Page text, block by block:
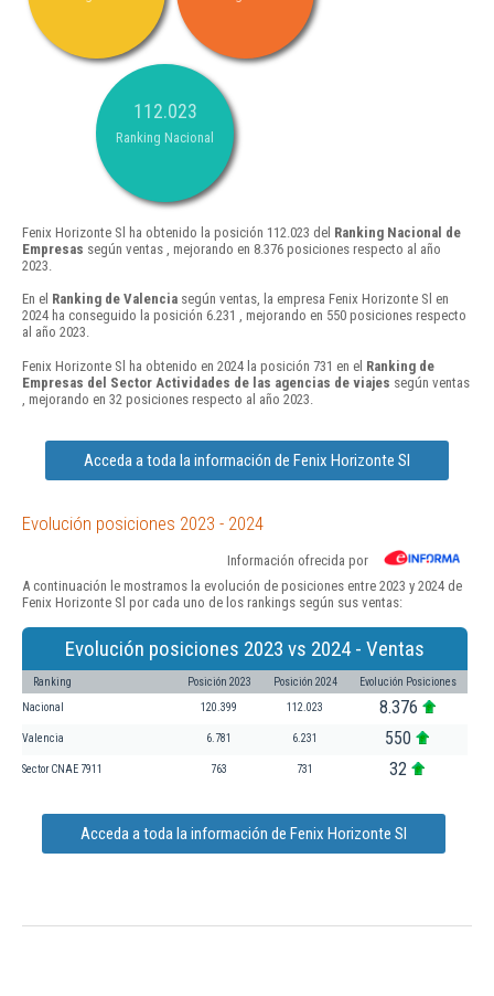
112.023
Ranking Nacional
Fenix Horizonte Sl ha obtenido la posición 112.023 del Ranking Nacional de
Empresas según ventas , mejorando en 8.376 posiciones respecto al año
2023.
En el Ranking de Valencia según ventas, la empresa Fenix Horizonte Sl en
2024 ha conseguido la posición 6.231 , mejorando en 550 posiciones respecto
al año 2023.
Fenix Horizonte Sl ha obtenido en 2024 la posición 731 en el Ranking de
Empresas del Sector Actividades de las agencias de viajes según ventas
, mejorando en 32 posiciones respecto al año 2023.
Acceda a toda la información de Fenix Horizonte Sl
Evolución posiciones 2023 - 2024
Información ofrecida por
A continuación le mostramos la evolución de posiciones entre 2023 y 2024 de
Fenix Horizonte Sl por cada uno de los rankings según sus ventas:
Evolución posiciones 2023 vs 2024 - Ventas
Ranking Posición 2023 Posición 2024 Evolución Posiciones
Nacional 120.399 112.023 8.376
Valencia 6.781 6.231 550
Sector CNAE 7911 763 731 32
Acceda a toda la información de Fenix Horizonte Sl